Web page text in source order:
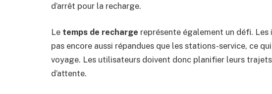
d’arrêt pour la recharge.
Le temps de recharge représente également un défi.
pas encore aussi répandues que les stations-service, ce
voyage. Les utilisateurs doivent donc planifier leurs
d’attente.